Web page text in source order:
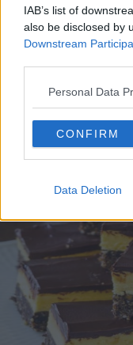
IAB’s list of
also be disclosed by
Downstream
Personal Data
CONFIRM
Data Deletion
DULCIURI ȘI PRĂJITURI
Prăjitură